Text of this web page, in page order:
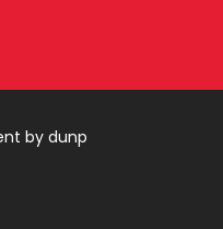
by dunp